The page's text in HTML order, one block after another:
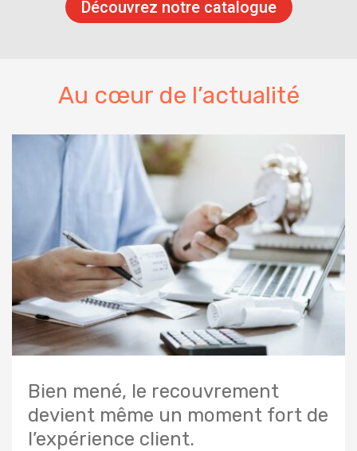
Découvrez notre catalogue
Au cœur de l’actualité
Bien mené, le recouvrement
devient même un moment fort de
l’expérience client.